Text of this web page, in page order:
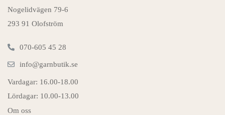
Nogelidvägen 79-6
293 91 Olofström
070-605 45 28
info@garnbutik.se
Vardagar: 16.00-18.00
Lördagar: 10.00-13.00
Om oss